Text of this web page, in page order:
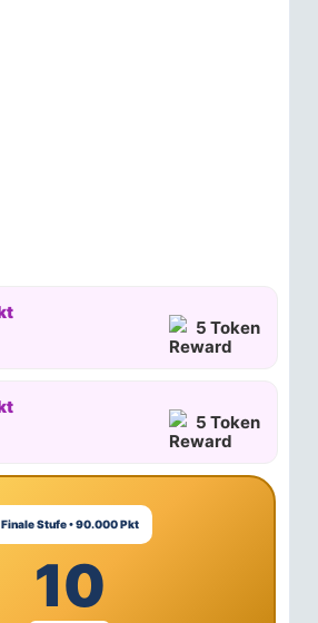
5 Token
5 Token
Finale Stufe • 90.000 Pkt
10